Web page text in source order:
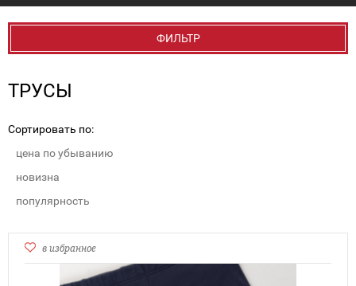
ФИЛЬТР
ТРУСЫ
Сортировать по:
цена по убыванию
новизна
популярность
в избранное